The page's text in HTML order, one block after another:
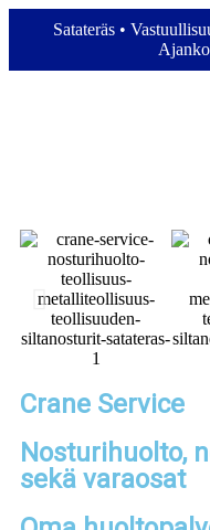
Satateräs•
Crane Service
Nosturihuolto,
sekä varaosat